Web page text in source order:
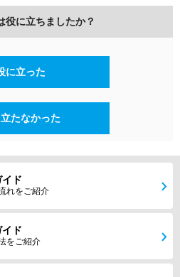
役に立ちましたか？
に立った
たなかった
ド
れをご紹介
ド
をご紹介